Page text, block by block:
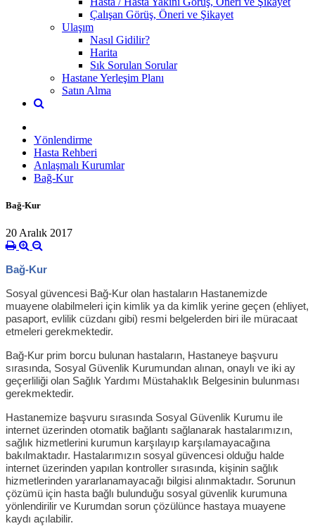
Çalışan Görüş, Öneri ve Şikayet
Ulaşım
Nasıl Gidilir?
Harita
Sık Sorulan Sorular
Hastane Yerleşim Planı
Satın Alma
Yönlendirme
Hasta Rehberi
Anlaşmalı Kurumlar
Bağ-Kur
Bağ-Kur
20 Aralık 2017
Bağ-Kur
Sosyal güvencesi Bağ-Kur olan hastaların Hastanemizde
muayene olabilmeleri için kimlik ya da kimlik yerine geçen (ehliyet,
pasaport, evlilik cüzdanı gibi) resmi belgelerden biri ile müracaat
etmeleri gerekmektedir.
Bağ-Kur prim borcu bulunan hastaların, Hastaneye başvuru
sırasında, Sosyal Güvenlik Kurumundan alınan, onaylı ve iki ay
geçerliliği olan Sağlık Yardımı Müstahaklık Belgesinin bulunması
gerekmektedir.
Hastanemize başvuru sırasında Sosyal Güvenlik Kurumu ile
internet üzerinden otomatik bağlantı sağlanarak hastalarımızın,
sağlık hizmetlerini kurumun karşılayıp karşılamayacağına
bakılmaktadır. Hastalarımızın sosyal güvencesi olduğu halde
internet üzerinden yapılan kontroller sırasında, kişinin sağlık
hizmetlerinden yararlanamayacağı bilgisi alınmaktadır. Sorunun
çözümü için hasta bağlı bulunduğu sosyal güvenlik kurumuna
yönlendirilir ve Kurumdan sorun çözülünce hastaya muayene
kaydı açılabilir.